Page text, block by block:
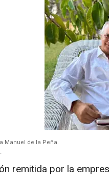
Manuel de la Peña.
remitida por la